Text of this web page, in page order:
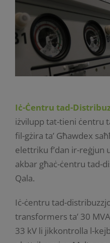
Iċ-Ċentru tad-
iżvilupp tat-tieni ċentru
fil-gżira ta’ Għawdex
elettriku f’dan ir-reġjun
akbar għaċ-ċentru tad-
Qala.
Iċ-ċentru tad-
transformers ta’ 30
33 kV li jikkontrolla l-